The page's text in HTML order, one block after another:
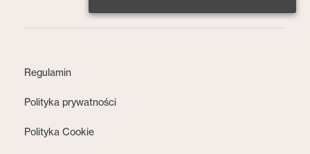
Regulamin
Polityka prywatności
Polityka Cookie